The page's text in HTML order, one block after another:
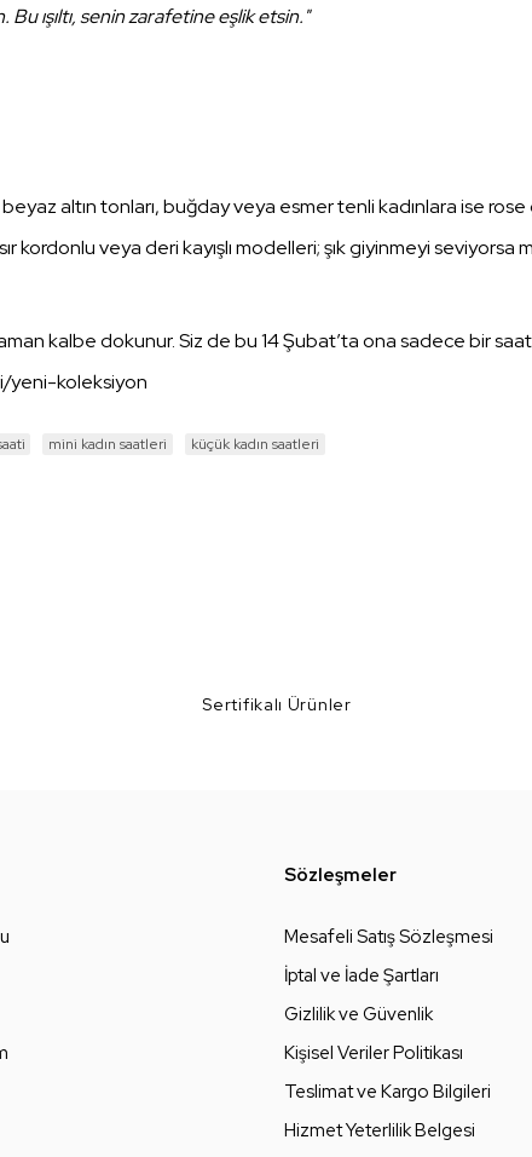
Bu ışıltı, senin zarafetine eşlik etsin."
altın tonları, buğday veya esmer tenli kadınlara ise rose
kordonlu veya deri kayışlı modelleri; şık giyinmeyi
kalbe dokunur. Siz de bu 14 Şubat’ta ona sadece bir saat
yeni-koleksiyon
mini kadın saatleri küçük kadın saatleri
Sertifikalı Ürünler
Sözleşmeler
Mesafeli Satış Sözleşmesi
İptal ve İade Şartları
Gizlilik ve Güvenlik
Kişisel Veriler Politikası
Teslimat ve Kargo Bilgileri
Hizmet Yeterlilik Belgesi